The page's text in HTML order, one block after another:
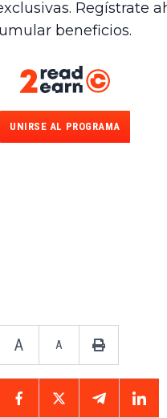
Regístrate
beneficios.
UNIRSE AL PROGRAMA
A A